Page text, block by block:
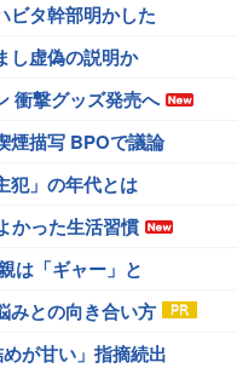
タ幹部明かした
し虚偽の説明か
衝撃グッズ発売へ
煙描写 BPOで議論
犯」の年代とは
かった生活習慣
は「ギャー」と
みとの向き合い方
が甘い」指摘続出